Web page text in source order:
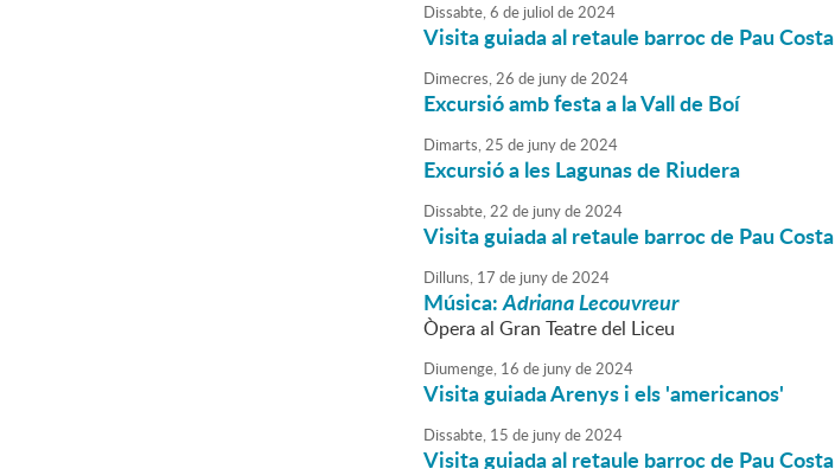
Dissabte,6 de juliol de2024
Visita guiada al retaule barroc de Pau Costa
Dimecres,26 de junyde2024
Excursió amb festa a la Vall de Boí
Dimarts,25 de junyde2024
Excursió a les Lagunas de Riudera
Dissabte,22 de junyde2024
Visita guiada al retaule barroc de Pau Costa
Dilluns, 17 de junyde2024
Música:Adriana Lecouvreur
Òpera al Gran Teatre del Liceu
Diumenge, 16 de junyde2024
Visita guiada Arenys i els 'americanos'
Dissabte, 15 de junyde2024
Visita guiada al retaule barroc de Pau Costa